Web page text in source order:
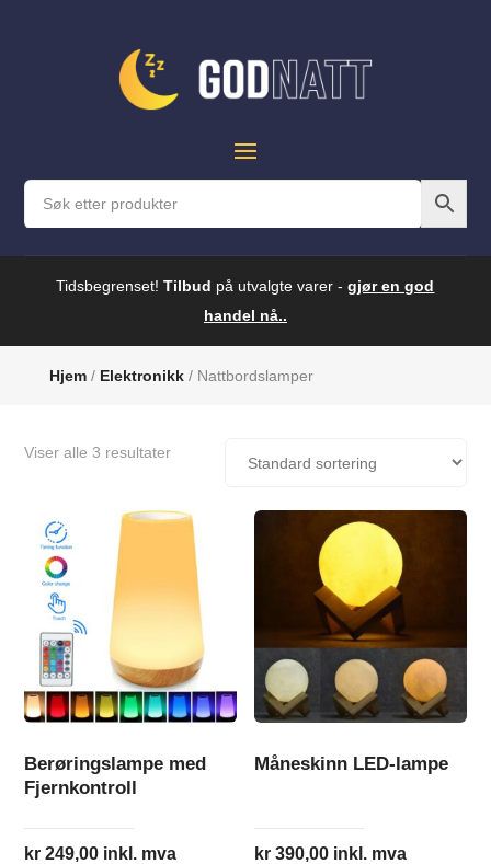
Tidsbegrenset!Tilbud på utvalgte varer -gjør en god
handel nå..
Hjem/ Elektronikk/ Nattbordslamper
Viser alle 3 resultater
Berøringslampe med
Fjernkontroll
kr 249,00 inkl. mva
Måneskinn LED-lampe
kr 390,00 inkl. mva